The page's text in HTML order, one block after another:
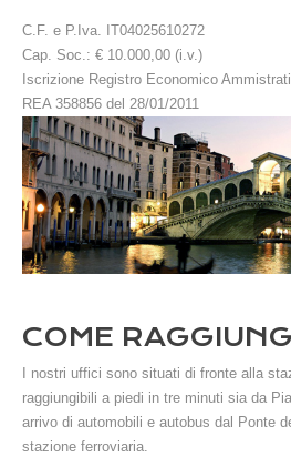
C.F. e P.Iva. IT04025610272
Cap. Soc.: € 10.000,00 (i.v.)
Iscrizione Registro Economico
REA 358856 del 28/01/2011
COME
I nostri uffici sono situati di fronte alla
raggiungibili a piedi in tre minuti sia da
arrivo di automobili e autobus dal Ponte
stazione ferroviaria.